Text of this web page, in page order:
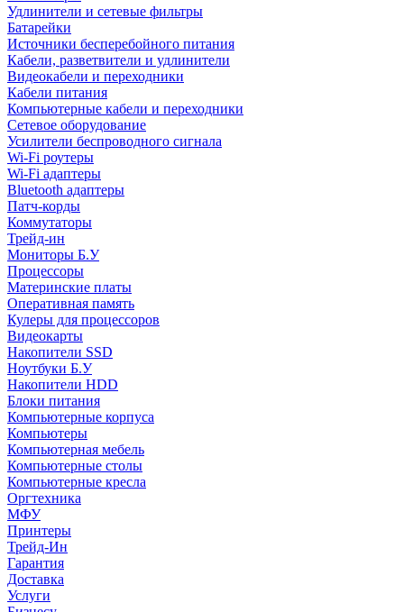
Удлинители и сетевые фильтры
Батарейки
Источники бесперебойного питания
Кабели, разветвители и удлинители
Видеокабели и переходники
Кабели питания
Компьютерные кабели и переходники
Сетевое оборудование
Усилители беспроводного сигнала
Wi-Fi роутеры
Wi-Fi адаптеры
Bluetooth адаптеры
Патч-корды
Коммутаторы
Трейд-ин
Мониторы Б.У
Процессоры
Материнские платы
Оперативная память
Кулеры для процессоров
Видеокарты
Накопители SSD
Ноутбуки Б.У
Накопители HDD
Блоки питания
Компьютерные корпуса
Компьютеры
Компьютерная мебель
Компьютерные столы
Компьютерные кресла
Оргтехника
МФУ
Принтеры
Трейд-Ин
Гарантия
Доставка
Услуги